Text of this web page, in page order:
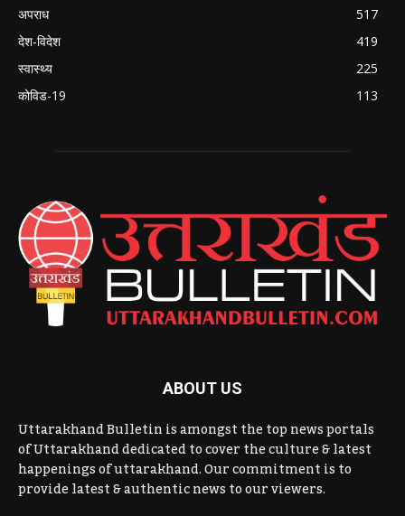
अपराध
517
देश-विदेश
419
स्वास्थ्य
225
कोविड-19
113
ABOUT US
Uttarakhand Bulletin is amongst the top news portals
of Uttarakhand dedicated to cover the culture & latest
happenings of uttarakhand. Our commitment is to
provide latest & authentic news to our viewers.